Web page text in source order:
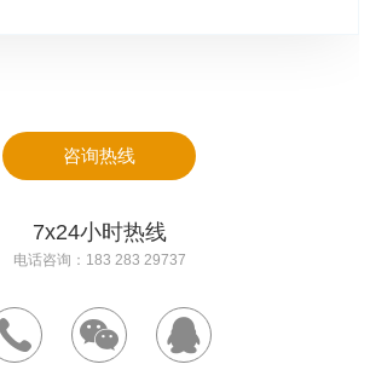
咨询热线
7x24小时热线
电话咨询：183 283 29737